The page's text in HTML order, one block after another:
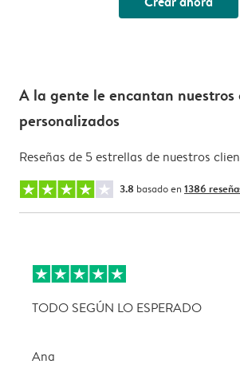
A la gente le encantan nuestros
personalizados
Reseñas de 5 estrellas de nuestros
3.8 basado en 1386
TODO SEGÚN LO ESPERADO
Ana